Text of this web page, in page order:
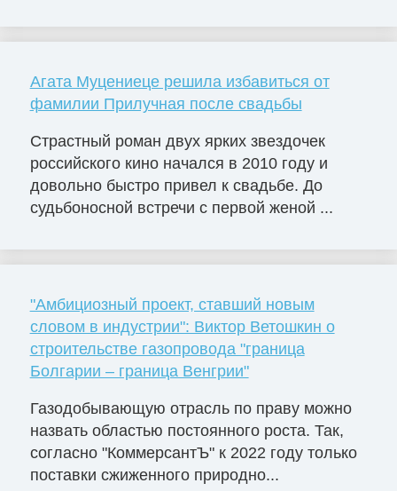
Агата Муцениеце решила избавиться от
фамилии Прилучная после свадьбы
Страстный роман двух ярких звездочек
российского кино начался в 2010 году и
довольно быстро привел к свадьбе. До
судьбоносной встречи с первой женой ...
"Амбициозный проект, ставший новым
словом в индустрии": Виктор Ветошкин о
строительстве газопровода "граница
Болгарии – граница Венгрии"
Газодобывающую отрасль по праву можно
назвать областью постоянного роста. Так,
согласно "КоммерсантЪ" к 2022 году только
поставки сжиженного природно...